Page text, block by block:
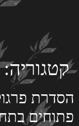
הסדרת
פתוחים